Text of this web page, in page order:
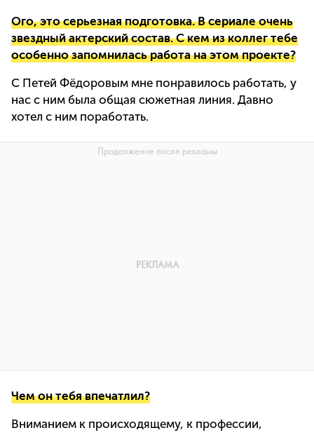
Ого, это серьезная подготовка. В сериале очень
звездный актерский состав. С кем из коллег тебе
особенно запомнилась работа на этом проекте?
С Петей Фёдоровым мне понравилось работать, у
нас с ним была общая сюжетная линия. Давно
хотел с ним поработать.
Чем он тебя впечатлил?
Вниманием к происходящему, к профессии,